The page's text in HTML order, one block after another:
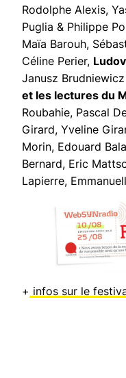
Rodolphe Alexis,
Puglia & Philippe
Maïa Barouh,
Céline Perier,
Janusz
et les lectures du
Roubahie, Pascal
Girard, Yveline
Morin, Edouard
Bernard, Eric
Lapierre,
+ infos sur le